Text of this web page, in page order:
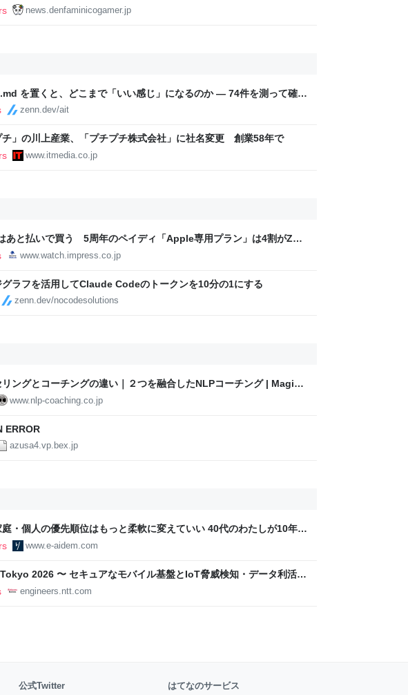
字幕付きMVがいきなり公開！「SUMMER SONIC 2026」での9年ぶ
news.denfaminicogamer.jp
を置くと、どこまで「いい感じ」になるのか — 74件を測って確か
zenn.dev/ait
チ」の川上産業、「プチプチ株式会社」に社名変更 創業58年で
www.itmedia.co.jp
あと払いで買う 5周年のペイディ「Apple専用プラン」は4割がZ世
www.watch.impress.co.jp
グラフを活用してClaude Codeのトークンを10分の1にする
zenn.dev/nocodesolutions
リングとコーチングの違い｜２つを融合したNLPコーチング | Magic
ク―
www.nlp-coaching.co.jp
ERROR
azusa4.vp.bex.jp
・個人の優先順位はもっと柔軟に変えていい 40代のわたしが10年後
えたいこと - りっすん by イーアイデム
www.e-aidem.com
2026 〜 セキュアなモバイル基盤とIoT脅威検知・データ利活用
組み 〜 - NTT docomo Business Engineers' Blog
engineers.ntt.com
公式Twitter はてなのサービス